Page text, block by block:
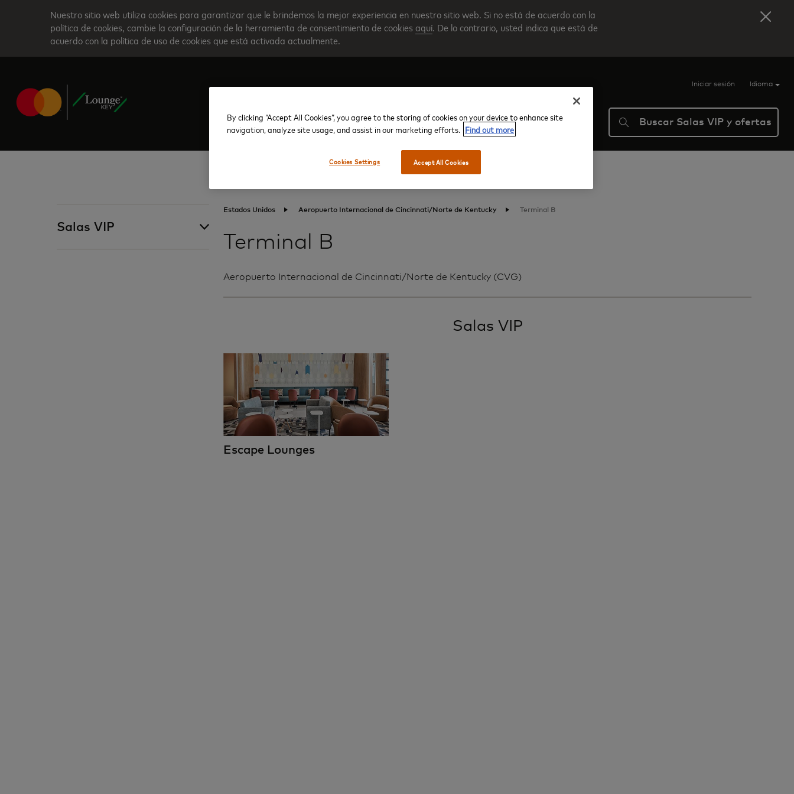
content
Nuestro sitio web utiliza cookies para garantizar que le brindemos la mejor experiencia en nuestro sitio web. Si no está de acuerdo con la
política de cookies, cambie la configuración de la herramienta de consentimiento de cookies aquí. De lo contrario, usted indica que está de
acuerdo con la política de uso de cookies que está activada actualmente.
Iniciar sesión Idioma
Crear su cuenta Descripción general del programa Ayuda Buscar Salas VIP y ofertas
Salas VIP
Estados Unidos Aeropuerto Internacional de Cincinnati/Norte de Kentucky Terminal B
Terminal B
Aeropuerto Internacional de Cincinnati/Norte de Kentucky (CVG)
Salas VIP
Escape Lounges
By clicking “Accept All Cookies”, you agree to the storing of cookies on your device to enhance site
navigation, analyze site usage, and assist in our marketing efforts. Find out more
Accept All Cookies
Cookies Settings